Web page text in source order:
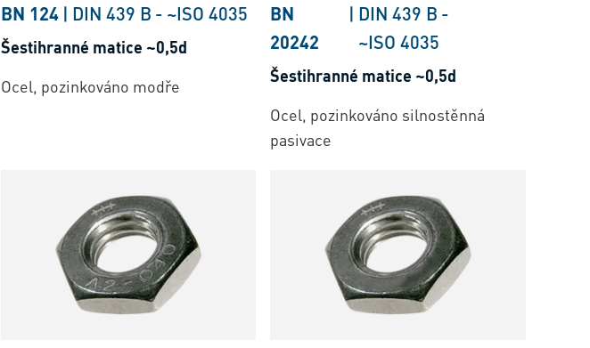
BN 124 | DIN 439 B - ~ISO 4035
Šestihranné matice ~0,5d
Ocel, pozinkováno modře
BN
20242
| DIN 439 B -
~ISO 4035
Šestihranné matice ~0,5d
Ocel, pozinkováno silnostěnná
pasivace